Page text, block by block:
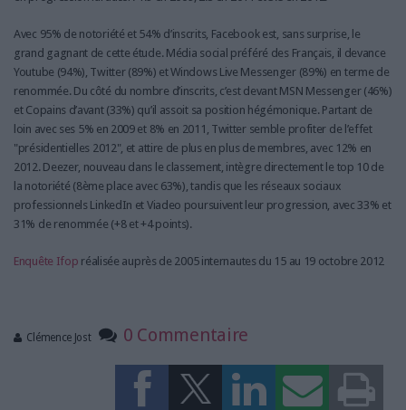
Avec 95% de notoriété et 54% d’inscrits, Facebook est, sans surprise, le
grand gagnant de cette étude. Média social préféré des Français, il devance
Youtube (94%), Twitter (89%) et Windows Live Messenger (89%) en terme de
renommée. Du côté du nombre d’inscrits, c’est devant MSN Messenger (46%)
et Copains d’avant (33%) qu’il assoit sa position hégémonique. Partant de
loin avec ses 5% en 2009 et 8% en 2011, Twitter semble profiter de l’effet
"présidentielles 2012", et attire de plus en plus de membres, avec 12% en
2012. Deezer, nouveau dans le classement, intègre directement le top 10 de
la notoriété (8ème place avec 63%), tandis que les réseaux sociaux
professionnels LinkedIn et Viadeo poursuivent leur progression, avec 33% et
31% de renommée (+8 et +4 points).
Enquête Ifop réalisée auprès de 2005 internautes du 15 au 19 octobre 2012
Clémence Jost 0 Commentaire